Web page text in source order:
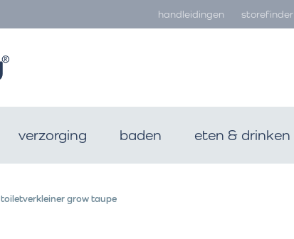
handleidingen storefinder
verzorging baden eten & drinken
toiletverkleiner grow taupe